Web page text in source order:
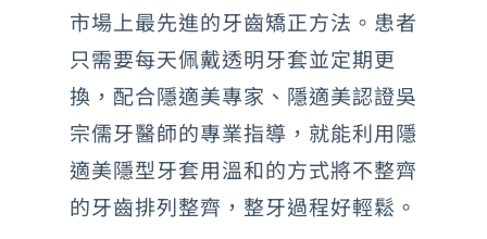
市場上最先進的牙齒矯正方法。患者
只需要每天佩戴透明牙套並定期更
換，配合隱適美專家、隱適美認證吳
宗儒牙醫師的專業指導，就能利用隱
適美隱型牙套用溫和的方式將不整齊
的牙齒排列整齊，整牙過程好輕鬆。